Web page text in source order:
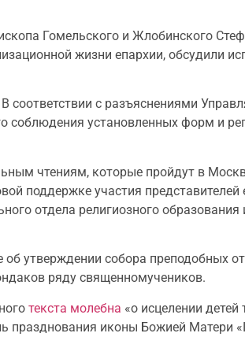
Гомельского и Жлобинского
жизни епархии, обсудили
соответствии с разъяснениями
соблюдения установленных форм и
чтениям, которые пройдут в
поддержке участия
отдела религиозного образования
утверждении собора преподобных
ряду священномучеников.
текста молебна «о исцелении
празднования иконы Божией Матери